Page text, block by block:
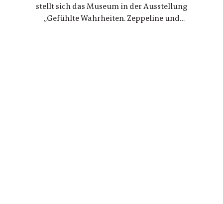
stellt sich das Museum in der Ausstellung
„Gefühlte Wahrheiten. Zeppeline und